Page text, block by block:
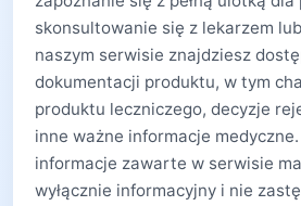
skonsultowanie się z lekarzem
naszym serwisie znajdziesz
dokumentacji produktu, w tym
produktu leczniczego, decyzje
inne ważne informacje
informacje zawarte w serwisie
wyłącznie informacyjny i nie